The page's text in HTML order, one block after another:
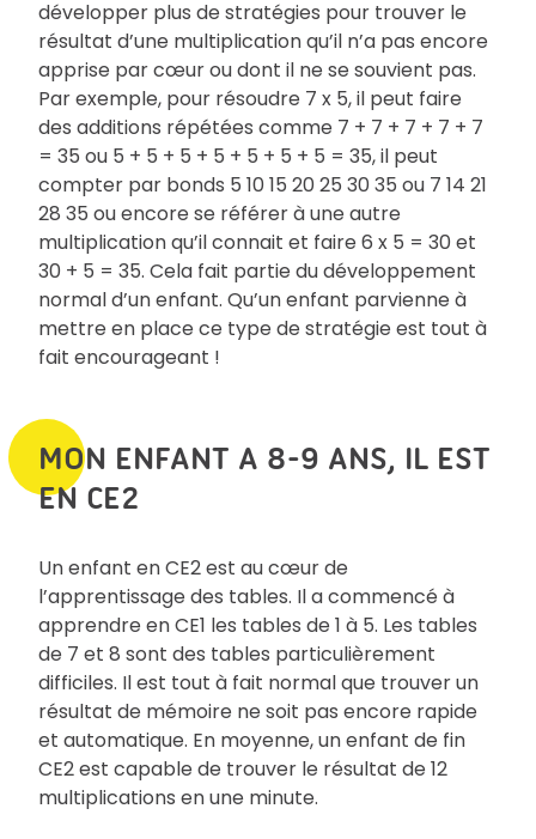
développer plus de stratégies pour trouver le
résultat d’une multiplication qu’il n’a pas encore
apprise par cœur ou dont il ne se souvient pas.
Par exemple, pour résoudre 7 x 5, il peut faire
des additions répétées comme 7 + 7 + 7 + 7 + 7
= 35 ou 5 + 5 + 5 + 5 + 5 + 5 + 5 = 35, il peut
compter par bonds 5 10 15 20 25 30 35 ou 7 14 21
28 35 ou encore se référer à une autre
multiplication qu’il connait et faire 6 x 5 = 30 et
30 + 5 = 35. Cela fait partie du développement
normal d’un enfant. Qu’un enfant parvienne à
mettre en place ce type de stratégie est tout à
fait encourageant !
MON ENFANT A 8-9 ANS, IL EST
EN CE2
Un enfant en CE2 est au cœur de
l’apprentissage des tables. Il a commencé à
apprendre en CE1 les tables de 1 à 5. Les tables
de 7 et 8 sont des tables particulièrement
difficiles. Il est tout à fait normal que trouver un
résultat de mémoire ne soit pas encore rapide
et automatique. En moyenne, un enfant de fin
CE2 est capable de trouver le résultat de 12
multiplications en une minute.